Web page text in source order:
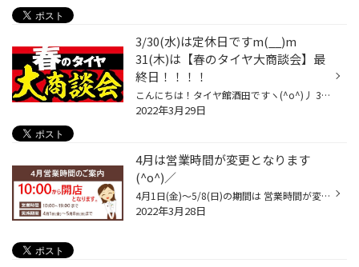
3/30(水)は定休日ですm(__)m
31(木)は【春のタイヤ大商談会】最
終日！！！！
こんにちは！タイヤ館酒田ですヽ(^o^)丿 3月もあと2日しかないっΣ(ﾟДﾟ) 今月の早さは本当にあっという間でした・・ 本日は天気が良い＆暖かいこともあり、タイヤの履き替えへのご来店に 多くお立ち寄りいただき誠にありがとうございました。 さて明日3/30(水)は定休日となります。 そして3月最終日...
2022年3月29日
4月は営業時間が変更となります
(^o^)／
4月1日(金)～5/8(日)の期間は 営業時間が変更となり 10時開店～19時閉店となります。 タイヤ交換や履き替えなど 混雑する時間もあるかと思いますが 宜しくお願い致しますm(__)m 皆様のご来店をお待ちしておりますヽ(^o^)丿
2022年3月28日